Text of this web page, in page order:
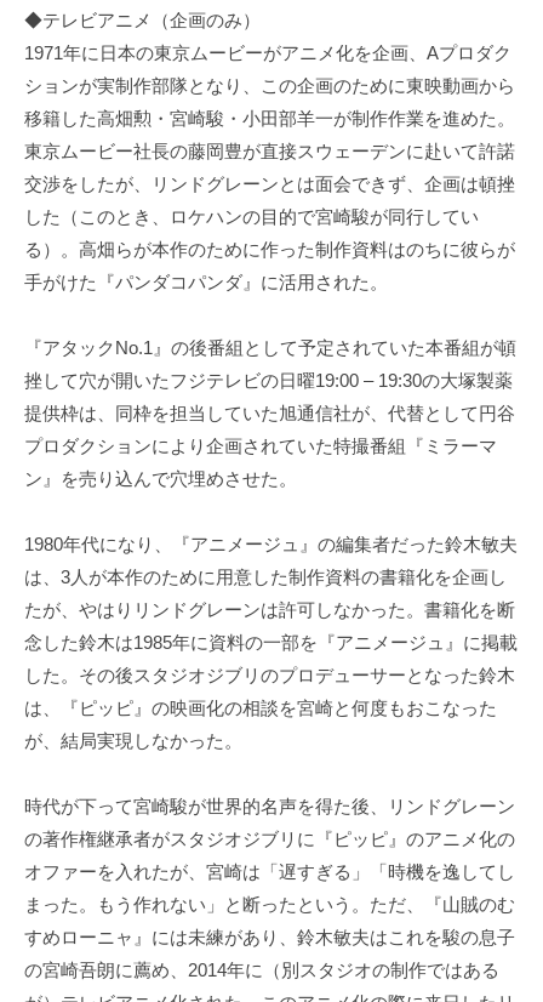
◆テレビアニメ（企画のみ）
1971年に日本の東京ムービーがアニメ化を企画、Aプロダク
ションが実制作部隊となり、この企画のために東映動画から
移籍した高畑勲・宮崎駿・小田部羊一が制作作業を進めた。
東京ムービー社長の藤岡豊が直接スウェーデンに赴いて許諾
交渉をしたが、リンドグレーンとは面会できず、企画は頓挫
した（このとき、ロケハンの目的で宮崎駿が同行してい
る）。高畑らが本作のために作った制作資料はのちに彼らが
手がけた『パンダコパンダ』に活用された。
『アタックNo.1』の後番組として予定されていた本番組が頓
挫して穴が開いたフジテレビの日曜19:00 – 19:30の大塚製薬
提供枠は、同枠を担当していた旭通信社が、代替として円谷
プロダクションにより企画されていた特撮番組『ミラーマ
ン』を売り込んで穴埋めさせた。
1980年代になり、『アニメージュ』の編集者だった鈴木敏夫
は、3人が本作のために用意した制作資料の書籍化を企画し
たが、やはりリンドグレーンは許可しなかった。書籍化を断
念した鈴木は1985年に資料の一部を『アニメージュ』に掲載
した。その後スタジオジブリのプロデューサーとなった鈴木
は、『ピッピ』の映画化の相談を宮崎と何度もおこなった
が、結局実現しなかった。
時代が下って宮崎駿が世界的名声を得た後、リンドグレーン
の著作権継承者がスタジオジブリに『ピッピ』のアニメ化の
オファーを入れたが、宮崎は「遅すぎる」「時機を逸してし
まった。もう作れない」と断ったという。ただ、『山賊のむ
すめローニャ』には未練があり、鈴木敏夫はこれを駿の息子
の宮崎吾朗に薦め、2014年に（別スタジオの制作ではある